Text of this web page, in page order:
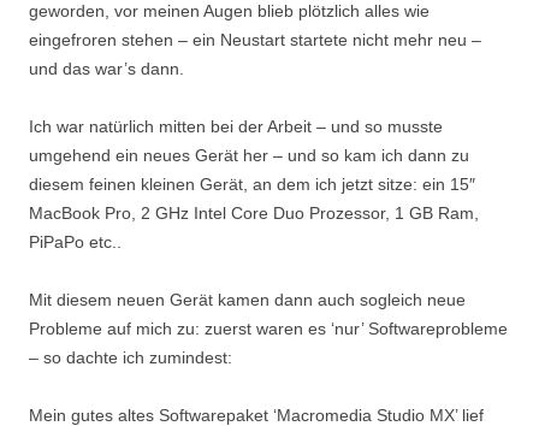
geworden, vor meinen Augen blieb plötzlich alles wie
eingefroren stehen – ein Neustart startete nicht mehr neu –
und das war’s dann.
Ich war natürlich mitten bei der Arbeit – und so musste
umgehend ein neues Gerät her – und so kam ich dann zu
diesem feinen kleinen Gerät, an dem ich jetzt sitze: ein 15″
MacBook Pro, 2 GHz Intel Core Duo Prozessor, 1 GB Ram,
PiPaPo etc..
Mit diesem neuen Gerät kamen dann auch sogleich neue
Probleme auf mich zu: zuerst waren es ‘nur’ Softwareprobleme
– so dachte ich zumindest:
Mein gutes altes Softwarepaket ‘Macromedia Studio MX’ lief